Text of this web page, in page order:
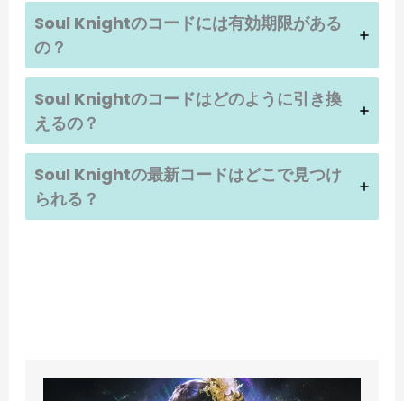
Soul Knightのコードには有効期限がある
の？
Soul Knightのコードはどのように引き換
えるの？
Soul Knightの最新コードはどこで見つけ
られる？